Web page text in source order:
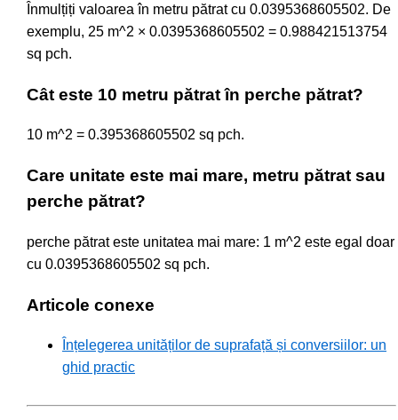
Înmulțiți valoarea în metru pătrat cu 0.0395368605502. De
exemplu, 25 m^2 × 0.0395368605502 = 0.988421513754
sq pch.
Cât este 10 metru pătrat în perche pătrat?
10 m^2 = 0.395368605502 sq pch.
Care unitate este mai mare, metru pătrat sau
perche pătrat?
perche pătrat este unitatea mai mare: 1 m^2 este egal doar
cu 0.0395368605502 sq pch.
Articole conexe
Înțelegerea unităților de suprafață și conversiilor: un
ghid practic